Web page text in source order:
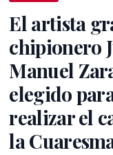
El artista
chipionero
Manuel
elegido
realizar el
la